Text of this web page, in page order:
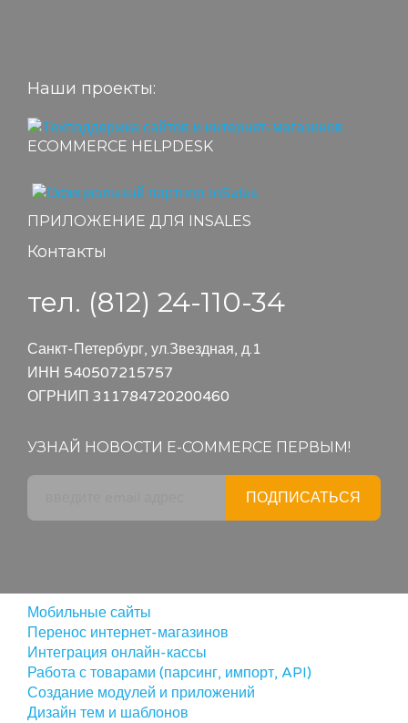
Наши проекты:
ECOMMERCE HELPDESK
ПРИЛОЖЕНИЕ ДЛЯ INSALES
Контакты
тел. (812) 24-110-34
Санкт-Петербург, ул.Звездная, д.1
ИНН 540507215757
ОГРНИП 311784720200460
УЗНАЙ НОВОСТИ E-COMMERCE ПЕРВЫМ!
ПОДПИСАТЬСЯ
Мобильные сайты
Перенос интернет-магазинов
Интеграция онлайн-кассы
Работа с товарами (парсинг, импорт, API)
Создание модулей и приложений
Дизайн тем и шаблонов